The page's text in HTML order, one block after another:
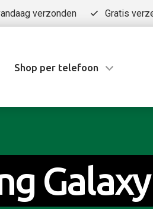
verzonden Gratis
Shop per telefoon